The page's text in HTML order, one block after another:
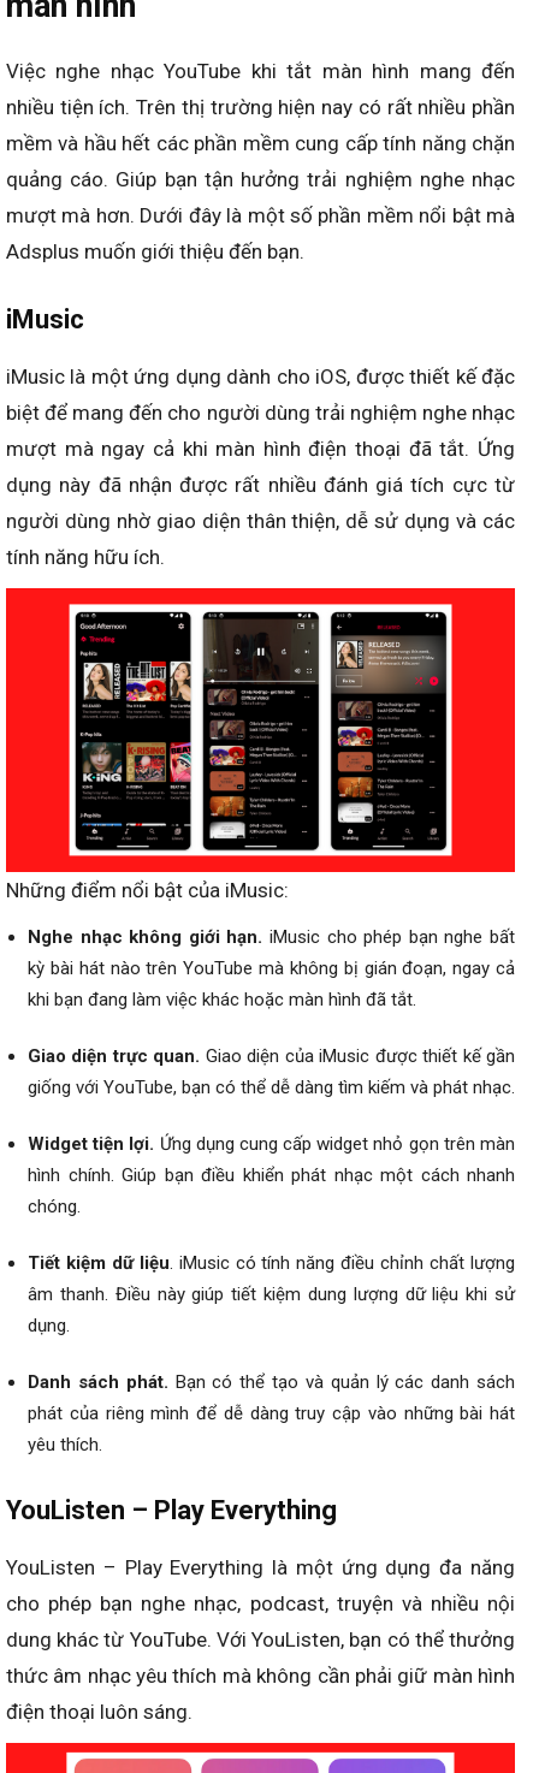
Việc nghe nhạc YouTube khi tắt màn hình mang đến
nhiều tiện ích. Trên thị trường hiện nay có rất nhiều phần
mềm và hầu hết các phần mềm cung cấp tính năng chặn
quảng cáo. Giúp bạn tận hưởng trải nghiệm nghe nhạc
mượt mà hơn. Dưới đây là một số phần mềm nổi bật mà
Adsplus muốn giới thiệu đến bạn.
iMusic
iMusic là một ứng dụng dành cho iOS, được thiết kế đặc
biệt để mang đến cho người dùng trải nghiệm nghe nhạc
mượt mà ngay cả khi màn hình điện thoại đã tắt. Ứng
dụng này đã nhận được rất nhiều đánh giá tích cực từ
người dùng nhờ giao diện thân thiện, dễ sử dụng và các
tính năng hữu ích.
Những điểm nổi bật của iMusic:
Nghe nhạc không giới hạn. iMusic cho phép bạn nghe bất
kỳ bài hát nào trên YouTube mà không bị gián đoạn, ngay cả
khi bạn đang làm việc khác hoặc màn hình đã tắt.
Giao diện trực quan. Giao diện của iMusic được thiết kế gần
giống với YouTube, bạn có thể dễ dàng tìm kiếm và phát nhạc.
Widget tiện lợi. Ứng dụng cung cấp widget nhỏ gọn trên màn
hình chính. Giúp bạn điều khiển phát nhạc một cách nhanh
chóng.
Tiết kiệm dữ liệu. iMusic có tính năng điều chỉnh chất lượng
âm thanh. Điều này giúp tiết kiệm dung lượng dữ liệu khi sử
dụng.
Danh sách phát. Bạn có thể tạo và quản lý các danh sách
phát của riêng mình để dễ dàng truy cập vào những bài hát
yêu thích.
YouListen – Play Everything
YouListen – Play Everything là một ứng dụng đa năng
cho phép bạn nghe nhạc, podcast, truyện và nhiều nội
dung khác từ YouTube. Với YouListen, bạn có thể thưởng
thức âm nhạc yêu thích mà không cần phải giữ màn hình
điện thoại luôn sáng.